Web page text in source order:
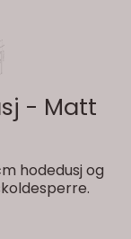
- Matt
hodedusj og